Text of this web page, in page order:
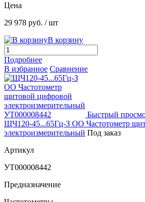
Цена
29 978 руб. / шт
В корзину
Подробнее
В избранное Сравнение
Быстрый
ЩЧ120-45...65Гц-З ОО Частотометр
электроизмерительный Под заказ
Артикул
УТ000008442
Предназначение